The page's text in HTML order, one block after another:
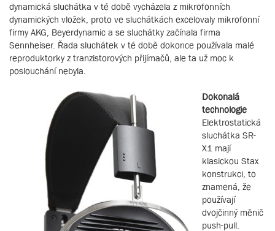
dynamická sluchátka v té době vycházela z mikrofonních
dynamických vložek, proto ve sluchátkách excelovaly mikrofonní
firmy AKG, Beyerdynamic a se sluchátky začínala firma
Sennheiser. Řada sluchátek v té době dokonce používala malé
reproduktorky z tranzistorových přijímačů, ale ta už moc k
poslouchání nebyla.
Dokonalá
technologie
Elektrostatická
sluchátka SR-
X1 mají
klasickou Stax
konstrukci, to
znamená, že
používají
dvojčinný měnič
push-pull.